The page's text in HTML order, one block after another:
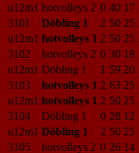
u12m1 hotvolleys 2 0 40 17
3101
Döbling 1 2 50 25
u12m1 hotvolleys 1 2 50 25
3102
hotvolleys 2 0 30 18
u12m1 Döbling 1 1 59 20
3103
hotvolleys 1 2 63 25
u12m1 hotvolleys 1 2 50 25
3104
Döbling 1 0 28 12
u12m1 Döbling 1 2 50 25
3105
hotvolleys 2 0 26 14